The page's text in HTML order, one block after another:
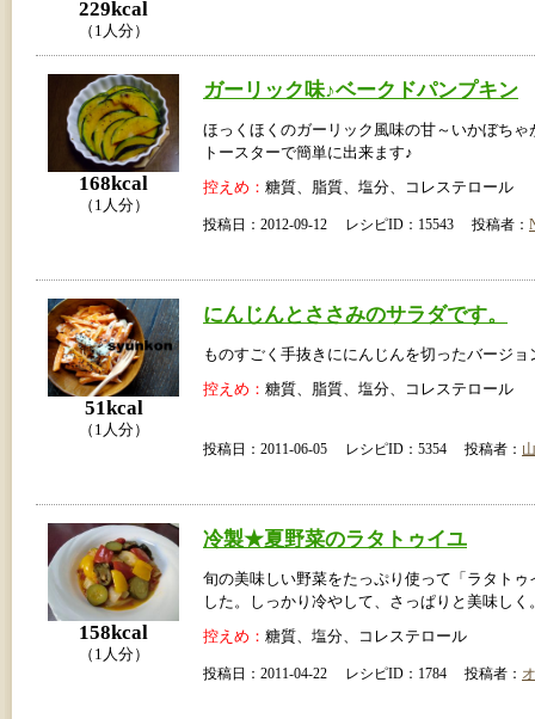
229kcal
（1人分）
168kcal
（1人分）
ガーリック味♪ベークドパンプキン
ほっくほくのガーリック風味の甘～いかぼちゃ
トースターで簡単に出来ます♪
控えめ： 糖質、脂質、塩分、コレステロール
投稿日：2012-09-12 レシピID：15543 投稿者：
51kcal
（1人分）
にんじんとささみのサラダです。
ものすごく手抜きににんじんを切ったバージョ
控えめ： 糖質、脂質、塩分、コレステロール
投稿日：2011-06-05 レシピID：5354 投稿者：
158kcal
（1人分）
冷製★夏野菜のラタトゥイユ
旬の美味しい野菜をたっぷり使って「ラタトゥ
した。しっかり冷やして、さっぱりと美味しく
控えめ： 糖質、塩分、コレステロール
投稿日：2011-04-22 レシピID：1784 投稿者：